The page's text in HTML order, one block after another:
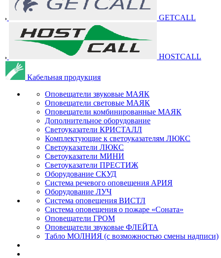
GETCALL
HOSTCALL
Кабельная продукция
Оповещатели звуковые МАЯК
Оповещатели световые МАЯК
Оповещатели комбинированные МАЯК
Дополнительное оборудование
Светоуказатели КРИСТАЛЛ
Комплектующие к светоуказателям ЛЮКС
Светоуказатели ЛЮКС
Светоуказатели МИНИ
Светоуказатели ПРЕСТИЖ
Оборудование СКУД
Система речевого оповещения АРИЯ
Оборудование ЛУЧ
Система оповещения ВИСТЛ
Система оповещения о пожаре «Соната»
Оповещатели ГРОМ
Оповещатели звуковые ФЛЕЙТА
Табло МОЛНИЯ (с возможностью смены надписи)